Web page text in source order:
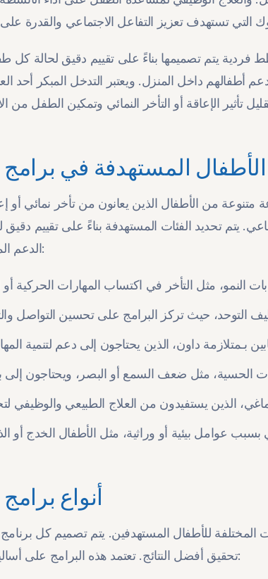
فردية يتم تصميمها بناءً على تقييم دقيق لحالة
أطفالهم داخل المنزل. ويعتبر التدخل المبكر أحد
الإعاقة أو التأخر النمائي وتمكين الطفل من
المستهدفة في برامج
من الأطفال الذين يعانون من تأخر نمائي أو
يتم تحديد الفئات المستهدفة بناءً على تقييم
الدعم المناسب لكل احتياج. تشمل:
بسبب عوامل بيئية أو وراثية، مثل الأطفال الخدج أو
أنواع
المختلفة للأطفال المستهدفين. يتم تصميم كل
تحقيق أفضل النتائج. تعتمد هذه البرامج على أساليب علمية مثبتة وتتنوع بين: